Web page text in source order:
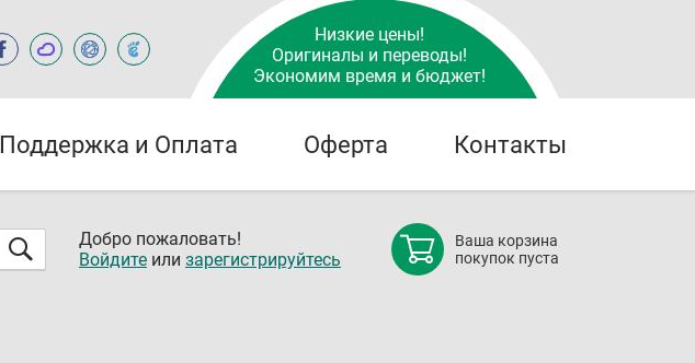
Низкие цены!
Оригиналы и переводы!
Экономим время и бюджет!
Поддержка и Оплата Оферта Контакты
Добро пожаловать!
Войдите или зарегистрируйтесь
Ваша корзина
покупок пуста